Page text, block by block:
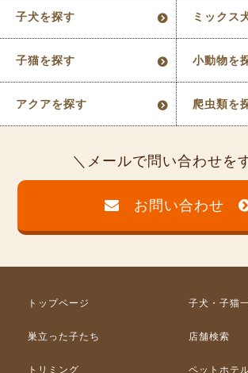
子犬を探す ミックス
子猫を探す 小動物を
アクアを探す 爬虫類を
メールで問い合わせを
お問い合わせ
トップページ 子犬・子猫
巣立った子たち 店舗検索
トリミング ペットホテ